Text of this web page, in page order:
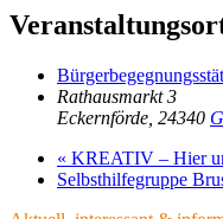
Rathausmarkt 3
Eckernförde 24340
« KREATIV – Hier
Selbsthilfegruppe